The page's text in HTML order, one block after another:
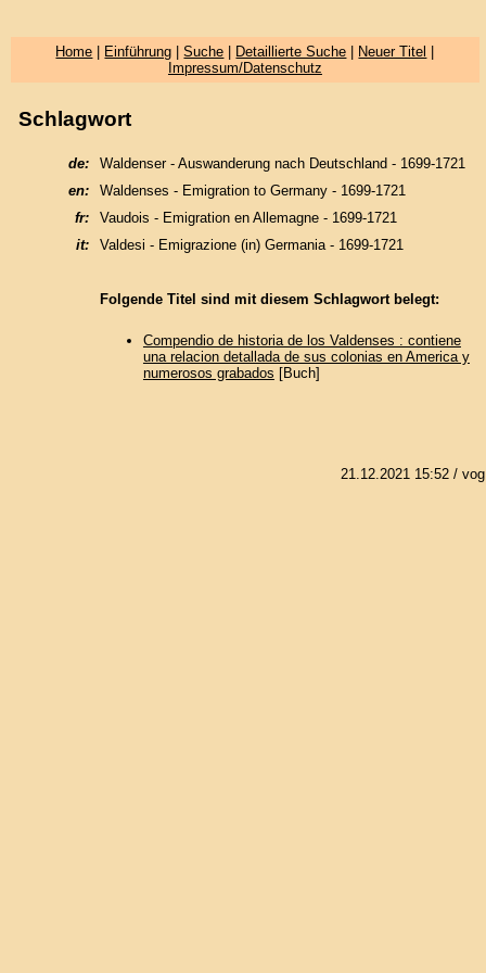
Home Einführung |Suche Detaillierte Suche Neuer Titel
Impressum/Datenschutz
Schlagwort
de:
Waldenser - Auswanderung nach Deutschland - 1699-1721
en:
Waldenses - Emigration to Germany - 1699-1721
fr:
Vaudois - Emigration en Allemagne - 1699-1721
it:
Valdesi - Emigrazione (in) Germania - 1699-1721
Folgende Titel sind mit diesem Schlagwort belegt:
Compendio de historia de los Valdenses : contiene
una relacion detallada de sus colonias en America y
numerosos grabados [Buch]
21.12.2021 15:52/ vog